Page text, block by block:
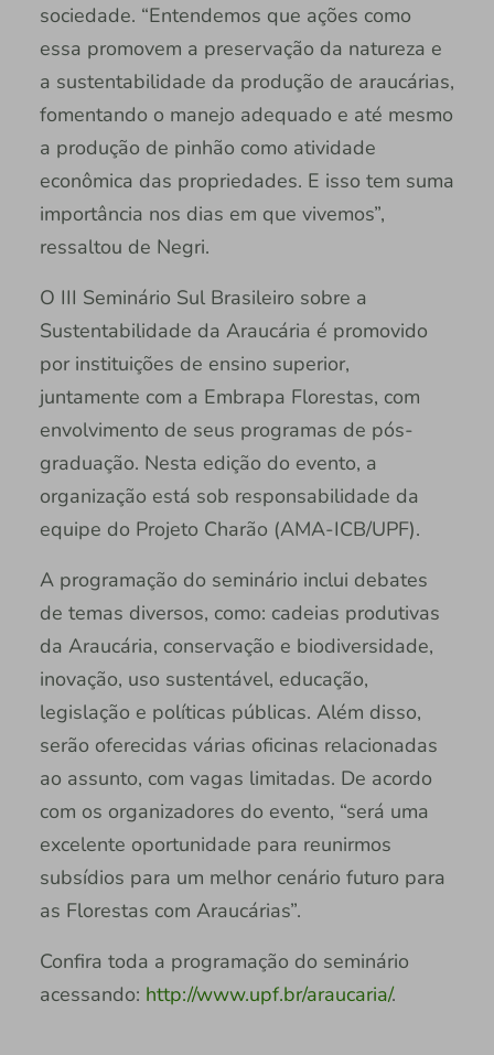
sociedade. “Entendemos que ações como
essa promovem a preservação da natureza e
a sustentabilidade da produção de araucárias,
fomentando o manejo adequado e até mesmo
a produção de pinhão como atividade
econômica das propriedades. E isso tem suma
importância nos dias em que vivemos”,
ressaltou de Negri.
O III Seminário Sul Brasileiro sobre a
Sustentabilidade da Araucária é promovido
por instituições de ensino superior,
juntamente com a Embrapa Florestas, com
envolvimento de seus programas de pós-
graduação. Nesta edição do evento, a
organização está sob responsabilidade da
equipe do Projeto Charão (AMA-ICB/UPF).
A programação do seminário inclui debates
de temas diversos, como: cadeias produtivas
da Araucária, conservação e biodiversidade,
inovação, uso sustentável, educação,
legislação e políticas públicas. Além disso,
serão oferecidas várias oficinas relacionadas
ao assunto, com vagas limitadas. De acordo
com os organizadores do evento, “será uma
excelente oportunidade para reunirmos
subsídios para um melhor cenário futuro para
as Florestas com Araucárias”.
Confira toda a programação do seminário
acessando: http://www.upf.br/araucaria/.